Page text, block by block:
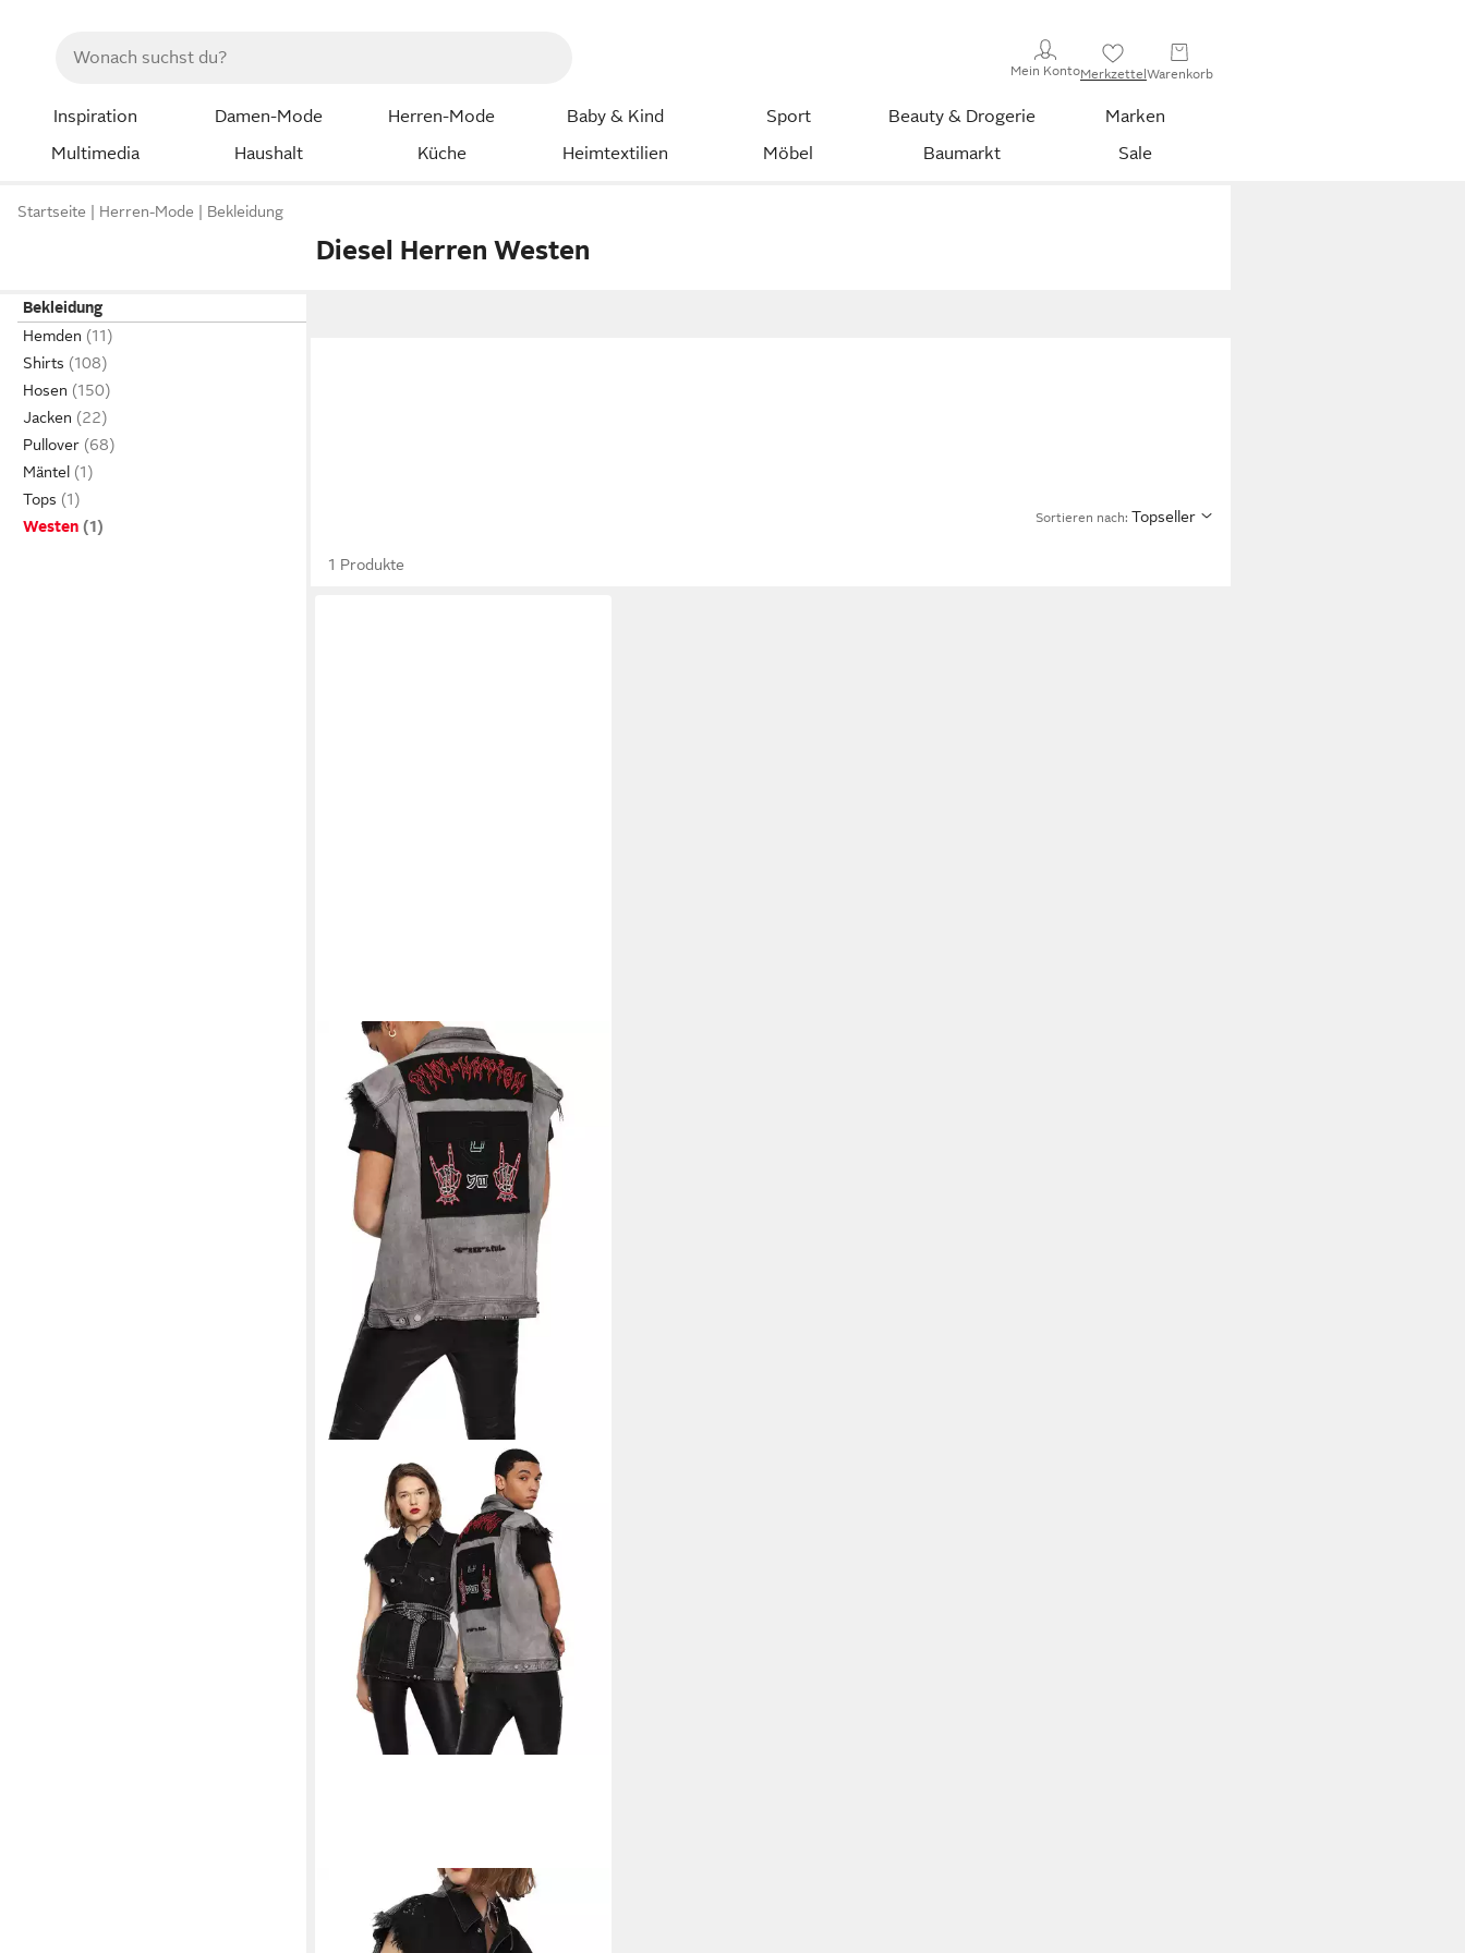
Mein KontoMerkzettelWarenkorb
Inspiration Damen-Mode Herren-Mode Baby & Kind Sport Beauty & Drogerie
Marken
Multimedia
Haushalt Küche Heimtextilien Möbel Baumarkt Sale
Startseite Herren-Mode Bekleidung
Diesel Herren Westen
Bekleidung
Hemden
Shirts
Hosen
Jacken
Pullover
Mäntel
Tops
Westen
Sortieren nach: Topseller
1 Produkte
Jeansweste Diesel D-Vinny-
B Top Jeansjacke Weste
199,90 € UVP